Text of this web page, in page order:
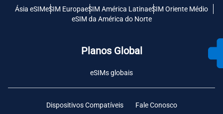
Ásia eSIMeSIM EuropaeSIM América LatinaeSIM Oriente Médio
eSIM da América do Norte
Planos Global
eSIMs globais
Dispositivos Compatíveis Fale Conosco